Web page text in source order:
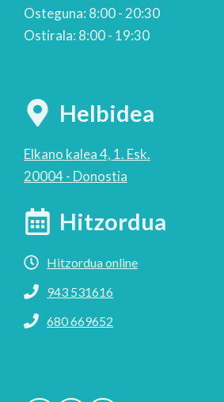
Osteguna: 8:00 - 20:30
Ostirala: 8:00 - 19:30
Helbidea
Elkano kalea 4, 1. Esk.
20004 - Donostia
Hitzordua
Hitzordua online
943 531616
680 669652